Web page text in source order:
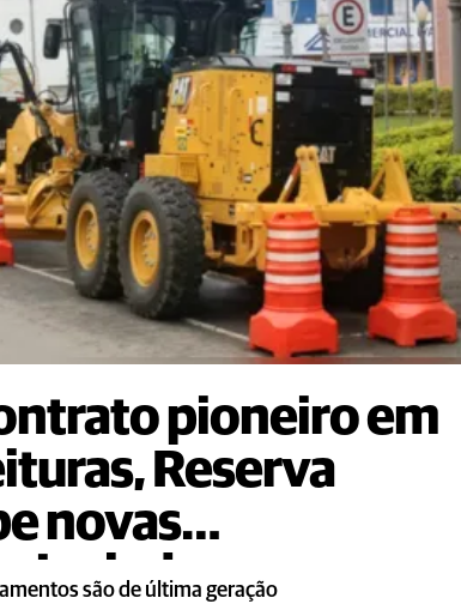
pioneiro em
Reserva
novas
são de última geração